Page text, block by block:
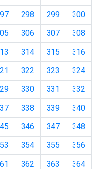
298 299
300
306 307
308
314 315
316
322 323
324
330 331
332
338 339
340
346 347
348
354 355
356
362 363
364